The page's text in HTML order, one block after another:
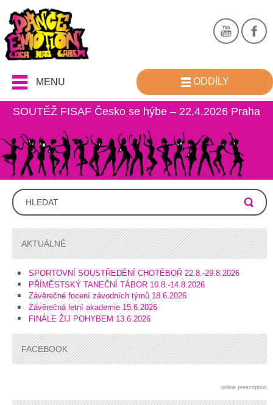
MENU ODDÍLY
SOUTĚŽ FISAF Česko se hýbe – 22.4.2026 Praha
AKTUÁLNĚ
SPORTOVNÍ SOUSTŘEDĚNÍ CHOTĚBOŘ 22.8.-29.8.2026
PŘÍMĚSTSKÝ TANEČNÍ TÁBOR 10.8.-14.8.2026
Závěrečné focení závodních týmů 18.6.2026
Závěrečná letní akademie 15.6.2026
FINÁLE ŽIJ POHYBEM 13.6.2026
FACEBOOK
online prescription